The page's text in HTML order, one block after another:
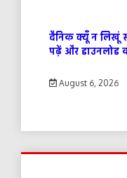
दैनिक क्यूँ न लिखूं
पढ़ें और डाउनलोड
August 6, 2026